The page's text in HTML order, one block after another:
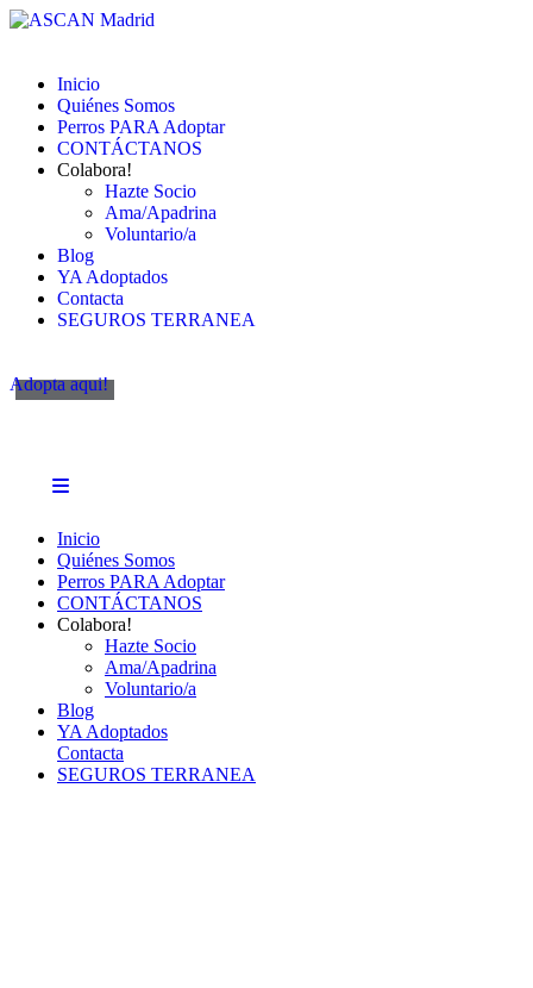
Inicio
Quiénes Somos
Perros PARA Adoptar
CONTÁCTANOS
Colabora!
Hazte Socio
Ama/Apadrina
Voluntario/a
Blog
YA Adoptados
Contacta
SEGUROS TERRANEA
Adopta aqui!
Inicio
Quiénes Somos
Perros PARA Adoptar
CONTÁCTANOS
Colabora!
Hazte Socio
Ama/Apadrina
Voluntario/a
Blog
YA Adoptados
Contacta
SEGUROS TERRANEA